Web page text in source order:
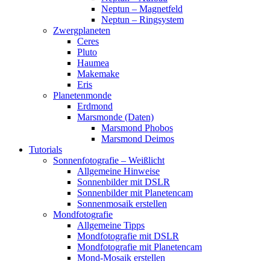
Neptun – Magnetfeld
Neptun – Ringsystem
Zwergplaneten
Ceres
Pluto
Haumea
Makemake
Eris
Planetenmonde
Erdmond
Marsmonde (Daten)
Marsmond Phobos
Marsmond Deimos
Tutorials
Sonnenfotografie – Weißlicht
Allgemeine Hinweise
Sonnenbilder mit DSLR
Sonnenbilder mit Planetencam
Sonnenmosaik erstellen
Mondfotografie
Allgemeine Tipps
Mondfotografie mit DSLR
Mondfotografie mit Planetencam
Mond-Mosaik erstellen